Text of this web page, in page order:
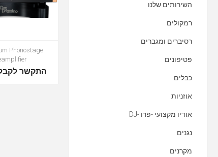
Phonostage
התקשר
השירותים שלנו
רמקולים
רסיברים ומגברים
פטיפונים
כבלים
אוזניות
אודיו מקצועי -פרו -DJ
נגנים
מקרנים